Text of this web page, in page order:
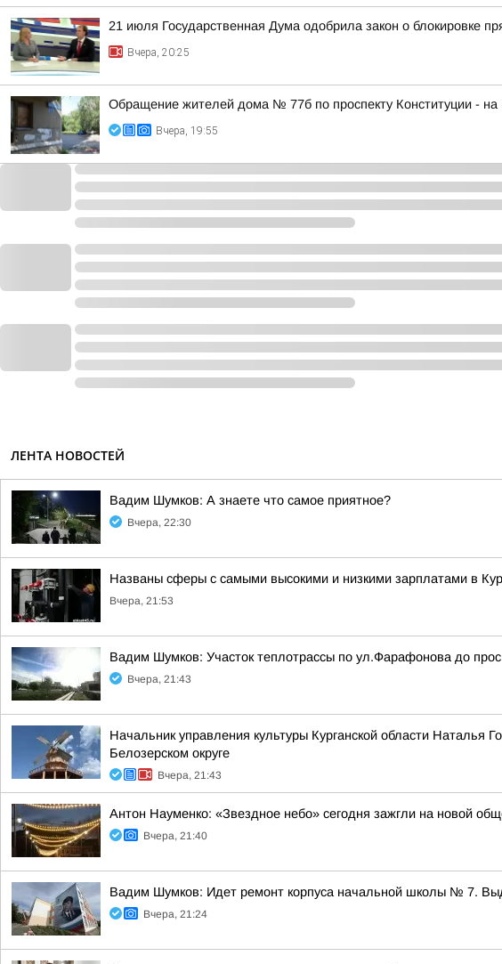
21 июля Государственная Дума одобрила закон о блокировке
Вчера, 20:25
Обращение жителей дома № 77б по проспекту Конституции -
Вчера, 19:55
ЛЕНТА НОВОСТЕЙ
Вадим Шумков: А знаете что самое приятное?
Вчера, 22:30
Названы сферы с самыми высокими и низкими зарплатами в
Вчера, 21:53
Вадим Шумков: Участок теплотрассы по ул.Фарафонова до
Вчера, 21:43
Начальник управления культуры Курганской области Наталья
Белозерском округе
Вчера, 21:43
Антон Науменко: «Звездное небо» сегодня зажгли на новой
Вчера, 21:40
Вадим Шумков: Идет ремонт корпуса начальной школы № 7.
Вчера, 21:24